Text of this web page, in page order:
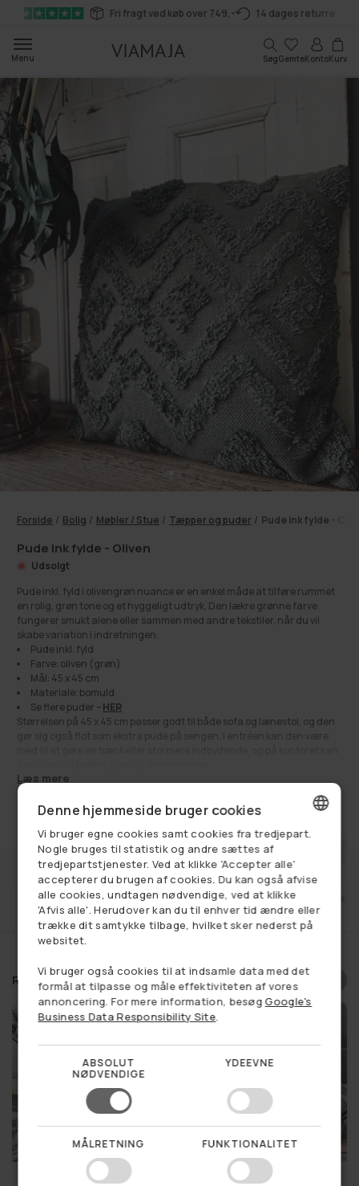
Gå til
indhold
Fri fragt ved køb over 749,- 14 dages returret
Menu SøgGemteKonto
Kurv
Kurv
Forside / Bolig / Møbler / Stue / Tæpper og puder / Pude ink fylde -
Pude ink fylde - Oliven
Udsolgt
Pude inkl. fyld i olivengrøn nuance er en enkel måde at tilføre rummet
en rolig, grøn tone og et hyggeligt udtryk. Den lækre grønne farve
fungerer smukt alene eller sammen med andre tekstiler, når du vil
skabe variation i indretningen.
Pude inkl. fyld
Farve: oliven (grøn)
Mål: 45 x 45 cm
Materiale: bomuld
Se flere puder –HER
Størrelsen på 45 x 45 cm passer godt til både sofa og lænestol, og den
gør sig også flot som ekstra pude på sengen. I entréen kan den være
Vil du samle et personligt udtryk, kan du kombinere den med andre
puder i forskellige farver og overflader, så du får et afbalanceret og
gennemført look i rummet.
Se alt: Få på lager,Møbler / Stue, Puder,Tæpper og puder
Læs mere
Normalpris
160,00 kr
FÅ BESKED NÅR VAREN ER PÅ LAGER
Fri fragt ved køb over 749,- 14 dages
Relaterede produkter
Pudebetræk Læder - Sort
Pudebetræk Læder - Sort
Vælg et produkt, og se om du
har vundet en rabat
Nej tak, luk pop up
DANISH
GERMAN
NORWEGIAN
SWEDISH
Denne hjemmeside bruger cookies
Vi bruger egne cookies samt cookies fra tredjepart.
Nogle bruges til statistik og andre sættes af
tredjepartstjenester. Ved at klikke 'Accepter alle'
accepterer du brugen af cookies. Du kan også afvise
alle cookies, undtagen nødvendige, ved at klikke
'Afvis alle'. Herudover kan du til enhver tid ændre eller
trække dit samtykke tilbage, hvilket sker nederst på
websitet.
Vi bruger også cookies til at indsamle data med det
formål at tilpasse og måle effektiviteten af vores
annoncering. For mere information, besøg Google's
Business Data Responsibility Site.
ABSOLUT
NØDVENDIGE
YDEEVNE
MÅLRETNING FUNKTIONALITET